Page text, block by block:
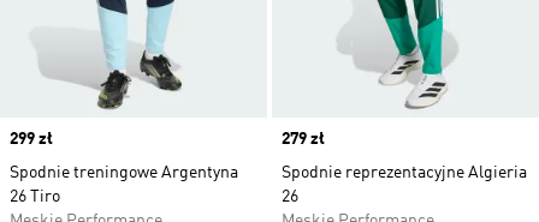
Price
299 zł
Spodnie treningowe Argentyna
26 Tiro
Price
279 zł
Spodnie reprezentacyjne Algieria
26